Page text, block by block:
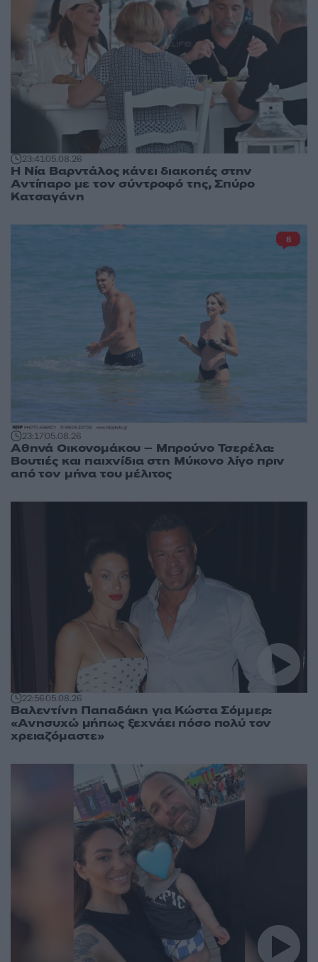
23:4105.08.26
Η Νία Βαρντάλος κάνει διακοπές στην
Αντίπαρο με τον σύντροφό της, Σπύρο
Κατσαγάνη
23:1705.08.26
Αθηνά Οικονομάκου – Μπρούνο Τσερέλα:
Βουτιές και παιχνίδια στη Μύκονο λίγο πριν
από τον μήνα του μέλιτος
8
22:5605.08.26
Βαλεντίνη Παπαδάκη για Κώστα Σόμμερ:
«Ανησυχώ μήπως ξεχνάει πόσο πολύ τον
χρειαζόμαστε»